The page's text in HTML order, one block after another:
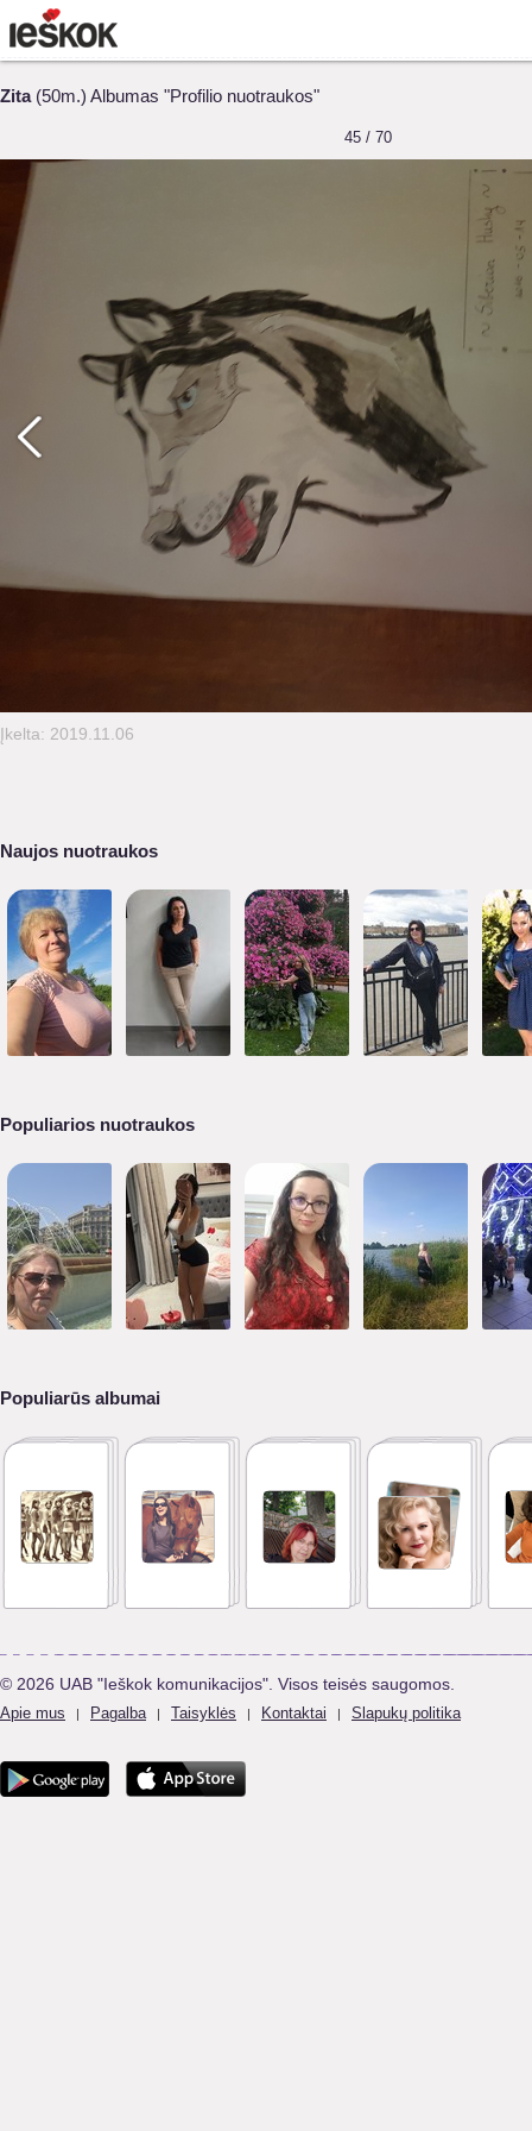
Zita(50m.) Albumas "Profilio nuotraukos"
45 / 70
Įkelta: 2019.11.06
Naujos nuotraukos
Populiarios nuotraukos
Populiarūs albumai
© 2026 UAB "Ieškok komunikacijos". Visos teisės saugomos.
Apie mus | Pagalba | Taisyklės | Kontaktai | Slapukų politika